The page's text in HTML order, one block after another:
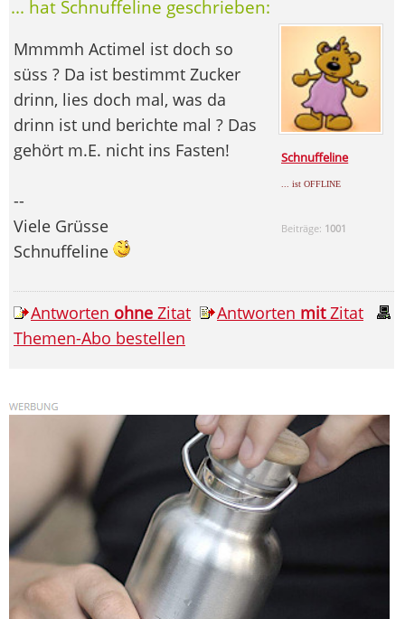
... hat Schnuffeline geschrieben:
Schnuffeline
... ist OFFLINE
Beiträge: 1001
Mmmmh Actimel ist doch so
süss ? Da ist bestimmt Zucker
drinn, lies doch mal, was da
drinn ist und berichte mal ? Das
gehört m.E. nicht ins Fasten!
--
Viele Grüsse
Schnuffeline
Antworten ohne Zitat Antworten mitZitat
Themen-Abo bestellen